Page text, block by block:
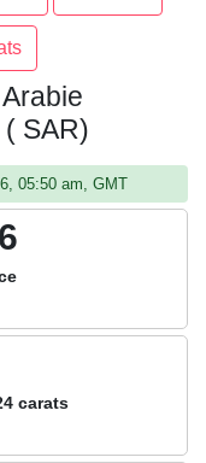
SAR)
05:50 am, GMT
carats